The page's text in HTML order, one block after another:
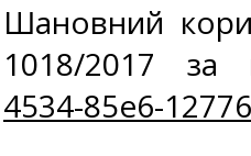
Шановний
1018/2017 за
4534-85e6-